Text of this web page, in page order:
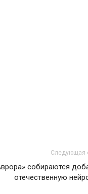
Следующая
собираются
отечественную